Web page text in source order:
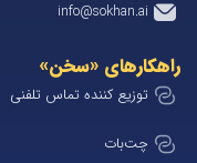
info@sokhan.ai
راهکارهای «سخن»
توزیع کننده تماس تلفنی
چت‌بات